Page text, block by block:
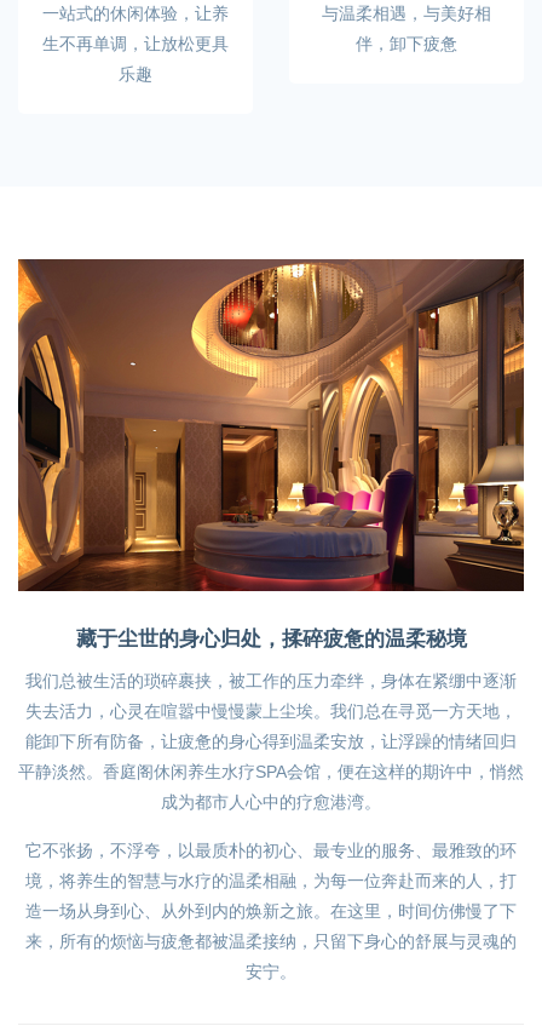
一站式的休闲体验，让养
生不再单调，让放松更具
乐趣
与温柔相遇，与美好相
伴，卸下疲惫
藏于尘世的身心归处，揉碎疲惫的温柔秘境
我们总被生活的琐碎裹挟，被工作的压力牵绊，身体在紧绷中逐渐
失去活力，心灵在喧嚣中慢慢蒙上尘埃。我们总在寻觅一方天地，
能卸下所有防备，让疲惫的身心得到温柔安放，让浮躁的情绪回归
平静淡然。香庭阁休闲养生水疗SPA会馆，便在这样的期许中，悄然
成为都市人心中的疗愈港湾。
它不张扬，不浮夸，以最质朴的初心、最专业的服务、最雅致的环
境，将养生的智慧与水疗的温柔相融，为每一位奔赴而来的人，打
造一场从身到心、从外到内的焕新之旅。在这里，时间仿佛慢了下
来，所有的烦恼与疲惫都被温柔接纳，只留下身心的舒展与灵魂的
安宁。